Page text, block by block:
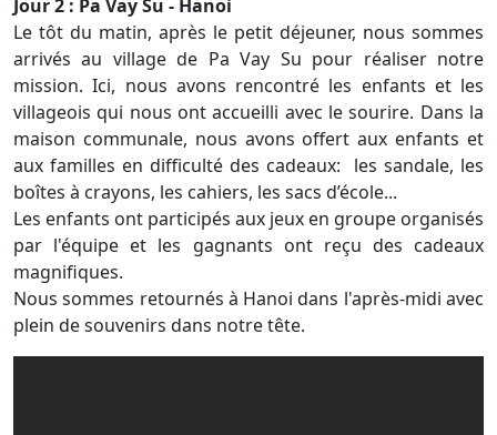
Jour 2 : Pa Vay Su - Hanoi
Le tôt du matin, après le petit déjeuner, nous sommes
arrivés au village de Pa Vay Su pour réaliser notre
mission. Ici, nous avons rencontré les enfants et les
villageois qui nous ont accueilli avec le sourire. Dans la
maison communale, nous avons offert aux enfants et
aux familles en difficulté des cadeaux: les sandale, les
boîtes à crayons, les cahiers, les sacs d’école...
Les enfants ont participés aux jeux en groupe organisés
par l'équipe et les gagnants ont reçu des cadeaux
magnifiques.
Nous sommes retournés à Hanoi dans l'après-midi avec
plein de souvenirs dans notre tête.